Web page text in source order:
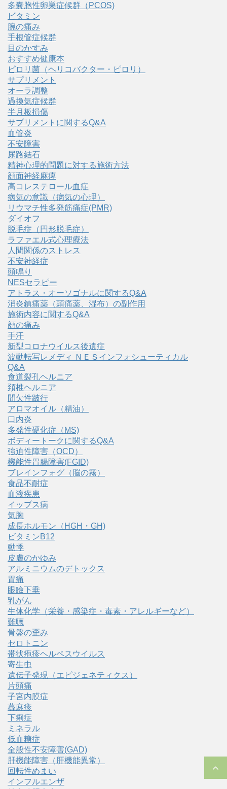
多嚢胞性卵巣症候群（PCOS)
ビタミン
腕の痛み
手根管症候群
目のかすみ
おすすめ健康本
ピロリ菌（ヘリコバクター・ピロリ）
サプリメント
オーラ調整
過換気症候群
半月板損傷
サプリメントに関するQ&A
血管炎
不安障害
尿路結石
精神心理的問題に対する施術方法
顔面神経麻痺
高コレステロール血症
病気の意識（病気の心理）
リウマチ性多発筋痛症(PMR)
ダイオフ
脱毛症（円形脱毛症）
ラファエル式心理療法
人間関係のストレス
不安神経症
頭鳴り
NESセラピー
アトラス・オーソゴナルに関するQ&A
消炎鎮痛薬（頭痛薬、湿布）の副作用
施術内容に関するQ&A
顔の痛み
手汗
新型コロナウイルス後遺症
波動転写レメディ ＮＥＳインフォシューティカル
Q&A
食道裂孔ヘルニア
頚椎ヘルニア
間欠性跛行
アロマオイル（精油）
口内炎
多発性硬化症（MS)
ボディートークに関するQ&A
強迫性障害（OCD）
機能性胃腸障害(FGID)
ブレインフォグ（脳の霧）
食品不耐症
血液疾患
イップス病
気胸
成長ホルモン（HGH・GH)
ビタミンB12
動悸
皮膚のかゆみ
アルミニウムのデトックス
胃痛
眼瞼下垂
乳がん
生体化学（栄養・感染症・毒素・アレルギーなど）
難聴
骨盤の歪み
セロトニン
帯状疱疹ヘルペスウイルス
寄生虫
遺伝子発現（エピジェネティクス）
片頭痛
子宮内膜症
蕁麻疹
下痢症
ミネラル
低血糖症
全般性不安障害(GAD)
肝機能障害（肝機能異常）
回転性めまい
インフルエンザ